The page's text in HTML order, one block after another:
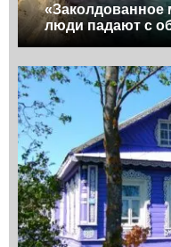
«Заколдованное
люди падают с